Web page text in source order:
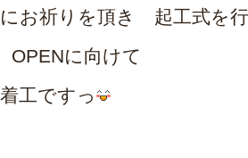
にお祈りを頂き 起工式を
に向けて
工ですっ